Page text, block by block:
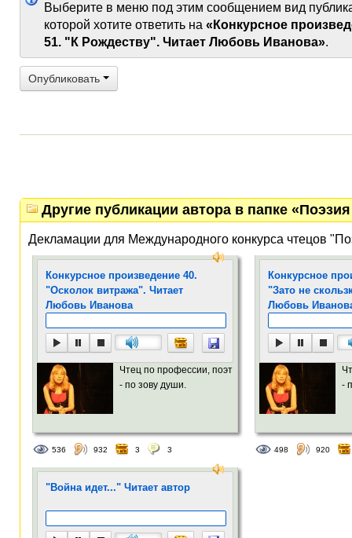
Выберите в меню под этим сообщением вид
которой хотите ответить на «Конкурсное
51. "К Рождеству". Читает Любовь Иванова».
Опубликовать
Другие публикации автора в папке
Декламации для Международного конкурса чтецов
Конкурсное произведение 40.
"Осколок витража". Читает
Любовь Иванова
Чтец по профессии, поэт
- по зову души.
536 932 3 3
Конкурсное
"Зато не
Любовь
-
498 920
"Война идет..." Читает автор